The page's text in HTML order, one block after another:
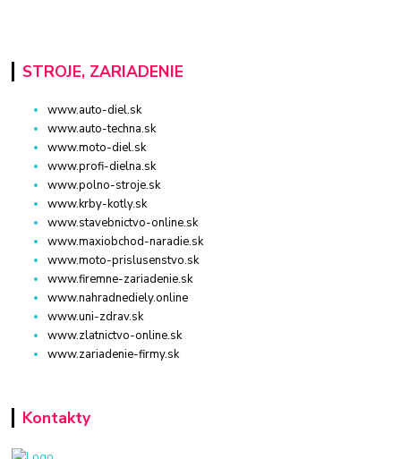
STROJE, ZARIADENIE
www.auto-diel.sk
www.auto-techna.sk
www.moto-diel.sk
www.profi-dielna.sk
www.polno-stroje.sk
www.krby-kotly.sk
www.stavebnictvo-online.sk
www.maxiobchod-naradie.sk
www.moto-prislusenstvo.sk
www.firemne-zariadenie.sk
www.nahradnediely.online
www.uni-zdrav.sk
www.zlatnictvo-online.sk
www.zariadenie-firmy.sk
Kontakty